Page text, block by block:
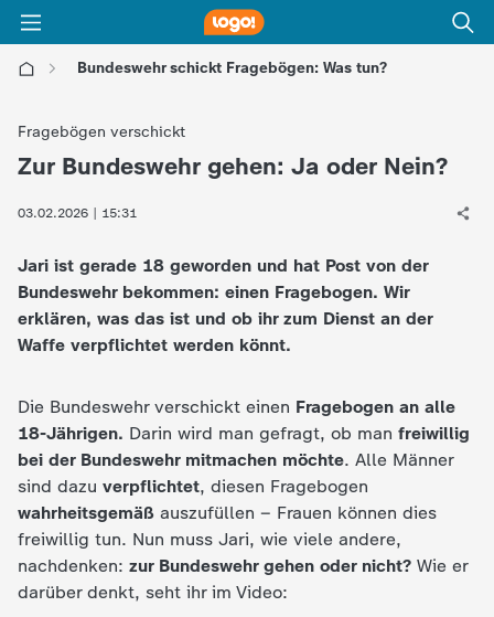
Bundeswehr schickt Fragebögen: Was tun?
o
g
o
d
e
K
Fragebögen verschickt
:
Zur Bundeswehr gehen: Ja oder Nein?
03.02.2026 | 15:31
Jari ist gerade 18 geworden und hat Post von der
Bundeswehr bekommen: einen Fragebogen. Wir
erklären, was das ist und ob ihr zum Dienst an der
Waffe verpflichtet werden könnt.
Die Bundeswehr verschickt einen Fragebogen an alle
18-Jährigen. Darin wird man gefragt, ob man freiwillig
bei der Bundeswehr mitmachen möchte. Alle Männer
sind dazu verpflichtet, diesen Fragebogen
wahrheitsgemäß auszufüllen – Frauen können dies
freiwillig tun. Nun muss Jari, wie viele andere,
nachdenken: zur Bundeswehr gehen oder nicht? Wie er
darüber denkt, seht ihr im Video: